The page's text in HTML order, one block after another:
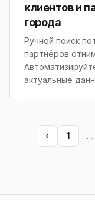
клиентов и
города
Ручной поиск
партнёров
актуальные
‹ 1 …